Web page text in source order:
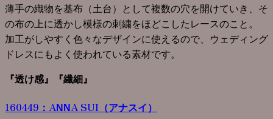
薄手の織物を基布（土台）として複数の穴を開けていき、そ
の布の上に透かし模様の刺繍をほどこしたレースのこと。
加工がしやすく色々なデザインに使えるので、ウェディング
ドレスにもよく使われている素材です。
『透け感』『繊細』
160449：ANNA SUI（アナスイ）